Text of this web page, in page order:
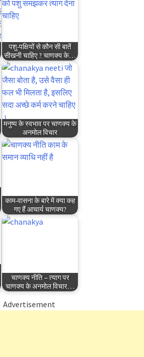
पशु-पक्षियों से कौन सी बातें
सीखनी चाहिए ? चाणक्य के…
मनुष्य के स्वभाव पर चाणक्य के
अनमोल विचार
काम-वासना के बारे में क्या कह
गए हैं आचार्य चाणक्य?
चाणक्य नीति – त्याग पर
चाणक्य के अनमोल विचार…
Advertisement